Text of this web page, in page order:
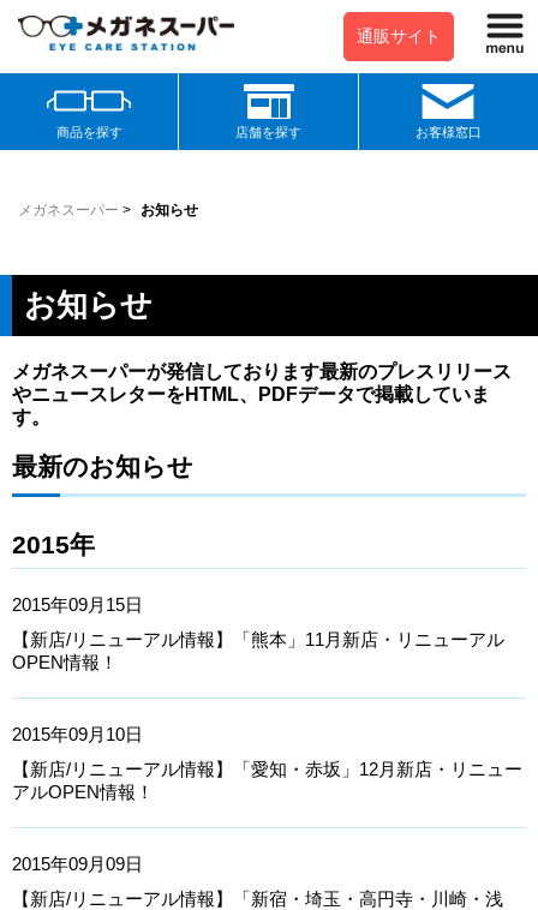
通販サイト
商品を探す 店舗を探す お客様窓口
メガネスーパー > お知らせ
お知らせ
メガネスーパーが発信しております最新のプレスリリース
やニュースレターをHTML、PDFデータで掲載していま
す。
最新のお知らせ
2015年
2015年09月15日
【新店/リニューアル情報】「熊本」11月新店・リニューアル
OPEN情報！
2015年09月10日
【新店/リニューアル情報】「愛知・赤坂」12月新店・リニュー
アルOPEN情報！
2015年09月09日
【新店/リニューアル情報】「新宿・埼玉・高円寺・川崎・浅